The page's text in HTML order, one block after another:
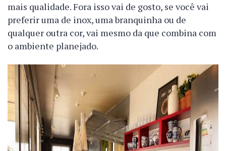
mais qualidade. Fora isso vai de gosto, se você vai
preferir uma de inox, uma branquinha ou de
qualquer outra cor, vai mesmo da que combina com
o ambiente planejado.